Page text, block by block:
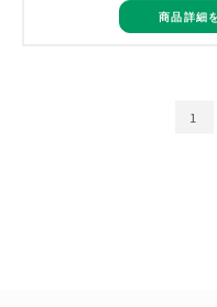
商品詳細
1